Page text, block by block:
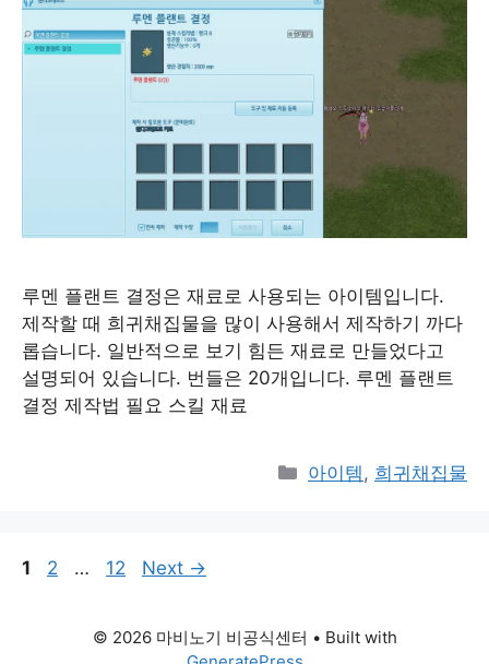
루멘 플랜트 결정은 재료로 사용되는 아이템입니다.
제작할 때 희귀채집물을 많이 사용해서 제작하기 까다
롭습니다. 일반적으로 보기 힘든 재료로 만들었다고
설명되어 있습니다. 번들은 20개입니다. 루멘 플랜트
결정 제작법 필요 스킬 재료
Categories
아이템 , 희귀채집물
Page
1 Page
2 … Page
12 Next →
© 2026 마비노기 비공식센터 • Built with